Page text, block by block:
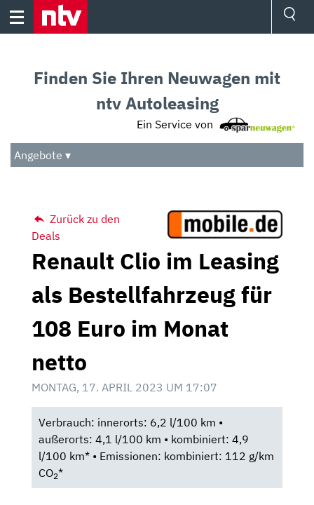
Skip
Audio
Das Beste
Finden Sie Ihren Neuwagen mit
ntv Autoleasing
Ein Service von
Angebote ▾
Zurück zu den
Deals
Renault Clio im Leasing
als Bestellfahrzeug für
108 Euro im Monat
netto
MONTAG, 17. APRIL 2023 UM 17:07
Verbrauch: innerorts: 6,2 l/100 km •
außerorts: 4,1 l/100 km • kombiniert: 4,9
l/100 km* • Emissionen: kombiniert: 112 g/km
CO2*